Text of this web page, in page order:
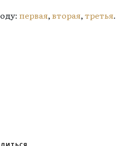
первая,вторая,третья.